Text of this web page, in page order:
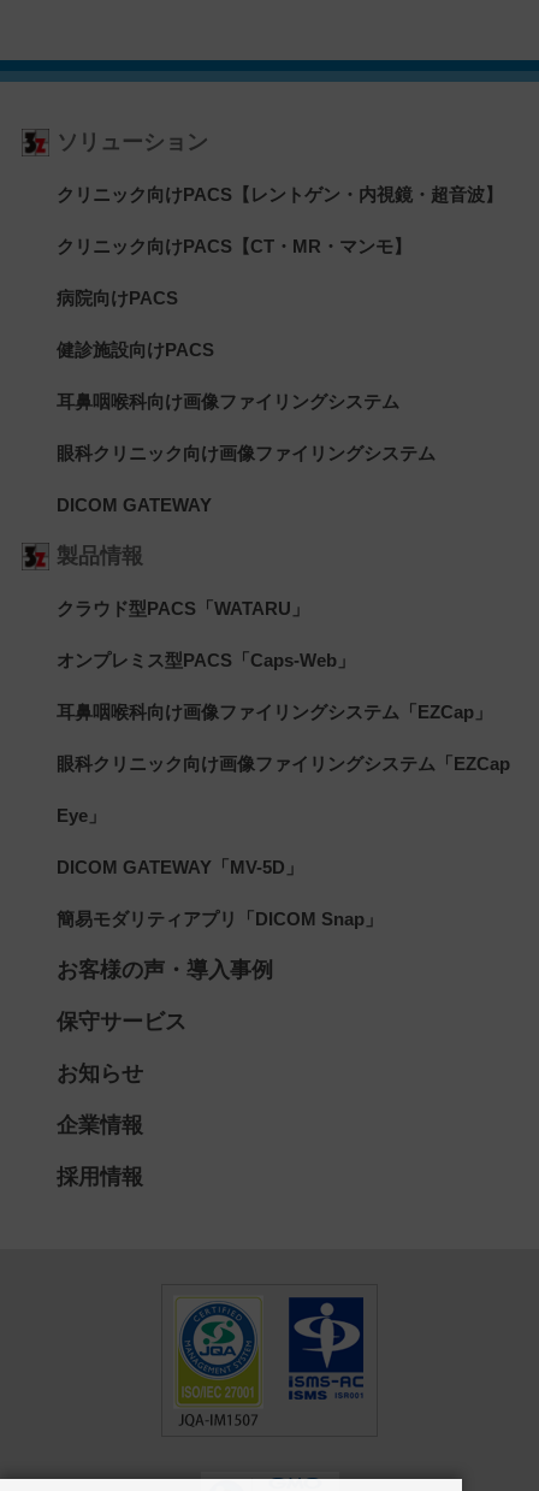
ソリューション
クリニック向けPACS【レントゲン・内視鏡・超音波】
クリニック向けPACS【CT・MR・マンモ】
病院向けPACS
健診施設向けPACS
耳鼻咽喉科向け画像ファイリングシステム
眼科クリニック向け画像ファイリングシステム
DICOM GATEWAY
製品情報
クラウド型PACS「WATARU」
オンプレミス型PACS「Caps-Web」
耳鼻咽喉科向け画像ファイリングシステム「EZCap」
眼科クリニック向け画像ファイリングシステム「EZCap
Eye」
DICOM GATEWAY「MV-5D」
簡易モダリティアプリ「DICOM Snap」
お客様の声・導入事例
保守サービス
お知らせ
企業情報
採用情報